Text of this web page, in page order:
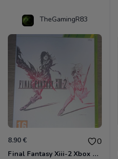
TheGamingR83
8.90 € 0
Final Fantasy Xiii-2 Xbox 360